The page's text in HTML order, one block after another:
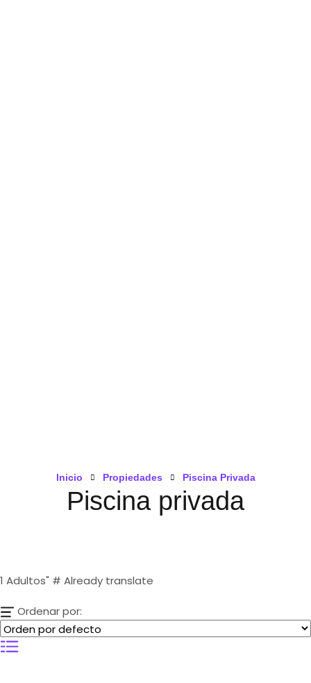
Inicio Propiedades Piscina Privada
Piscina privada
1 Adultos" # Already translate
Ordenar por: